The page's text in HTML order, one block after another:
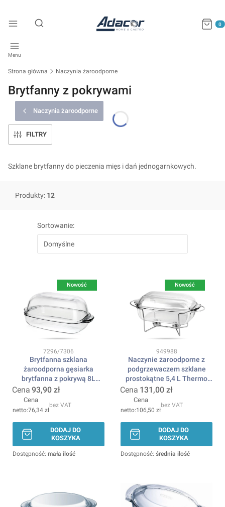
Otwórz wyszukiwarkę
Menu
Strona główna Naczynia żaroodporne
Brytfanny z pokrywami
Naczynia żaroodporne
FILTRY
Szklane brytfanny do pieczenia mięs i dań jednogarnkowych.
Produkty: 12
Sortowanie:
Domyślne
Nowość
Kod produktu
7296/7306
Brytfanna szklana
żaroodporna gęsiarka
brytfanna z pokrywą 8L
SIMAX
Cena 93,90 zł
Cena
76,34 zł
bez VAT
DODAJ DO
KOSZYKA
Dostępność: mała ilość
Nowość
Kod produktu
949988
Naczynie żaroodporne z
podgrzewaczem szklane
prostokątne 5,4 L Thermo
SIMAX
Cena 131,00 zł
Cena
106,50 zł
bez VAT
DODAJ DO
KOSZYKA
Dostępność: średnia ilość